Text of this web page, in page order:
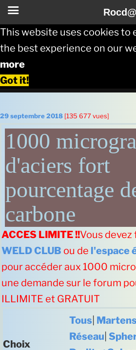
This website uses cookies to
the best experience on our
more
Got it!
Aller
au
contenu
principal
29 septembre 2018 [135 677 vues]
1000
d'aciers fort
pourcentage
carbone
ACCES LIMITE !!Vous
WELD CLUB ou de l'espace
pour accéder aux 1000
une demande sur le forum
ILLIMITE et GRATUIT
Choix
Tous
Réseau